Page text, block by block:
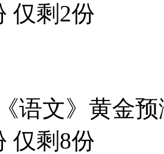
仅剩 2份
语文》黄金
仅剩 8份